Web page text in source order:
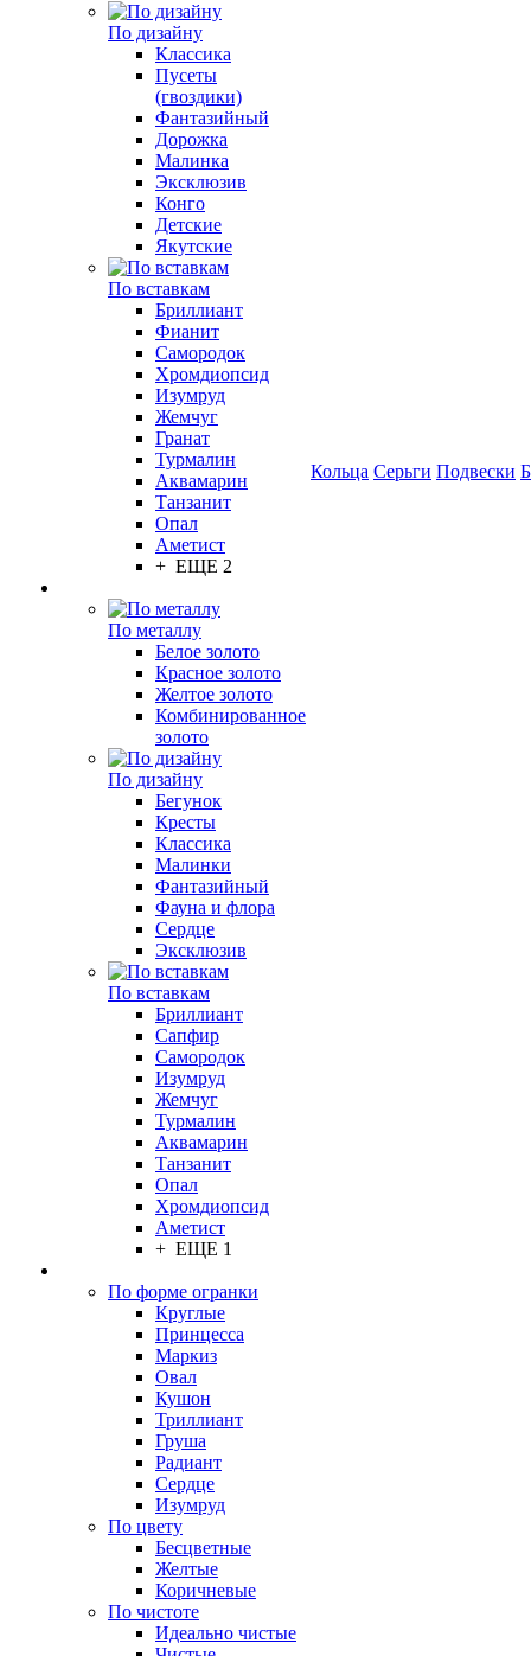
По дизайну
Классика
Пусеты
(гвоздики)
Фантазийный
Дорожка
Малинка
Эксклюзив
Конго
Детские
Якутские
По вставкам
Бриллиант
Фианит
Самородок
Хромдиопсид
Изумруд
Жемчуг
Гранат
Турмалин
Аквамарин
Танзанит
Опал
Аметист
+ ЕЩЕ 2
По металлу
Белое золото
Красное золото
Желтое золото
Комбинированное
золото
По дизайну
Бегунок
Кресты
Классика
Малинки
Фантазийный
Фауна и флора
Сердце
Эксклюзив
По вставкам
Бриллиант
Сапфир
Самородок
Изумруд
Жемчуг
Турмалин
Аквамарин
Танзанит
Опал
Хромдиопсид
Аметист
+ ЕЩЕ 1
По форме огранки
Круглые
Принцесса
Маркиз
Овал
Кушон
Триллиант
Груша
Радиант
Сердце
Изумруд
По цвету
Бесцветные
Желтые
Коричневые
По чистоте
Идеально чистые
Кольца Серьги Подвески